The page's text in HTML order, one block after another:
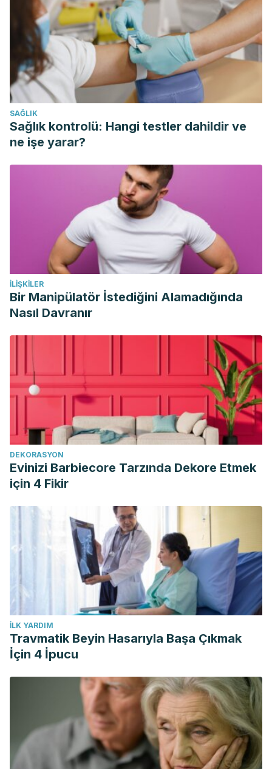
Calzada-León R, Altamirano-Bustamante N, Ruíz-Reyes Mª
L. Reguladores neuroendocrinos y gastrointestinales del
apetito y la saciedad.
Boletín Médico del Hospital Infantil de
México.Diciembre 2008. 65 (5):
Carnell, Susan et al. Parent feeding behavior and child
appetite: associations depend on feeding
style.
(7): 705-9.
Galle, J.
disorders and developmental disabilities.
& Related Disorders. [Online]
Tapia A, Masson L. Detección de síntomas depresivos en
pacientes con sobrepeso y obesidad.
Revista Chilena de
Nutrición. Agosto 2006. 33 (2): 162-169.
Citation: POWELL, F. … et al., 2011.
Appetite regulation in
early childhood: the impact of parenting behaviours and
child temperament.
IN: Mitchell, S.R. (ed.) Appetite:
Regulation, Role in Disease and Control. Hauppauge NY:
SAĞLIK
Sağlık kontrolü: Hangi testler dahildir ve
ne işe yarar?
İLIŞKILER
Bir Manipülatör İstediğini Alamadığında
Nasıl Davranır
DEKORASYON
Evinizi Barbiecore Tarzında Dekore Etmek
için 4 Fikir
İLK YARDIM
Travmatik Beyin Hasarıyla Başa Çıkmak
İçin 4 İpucu